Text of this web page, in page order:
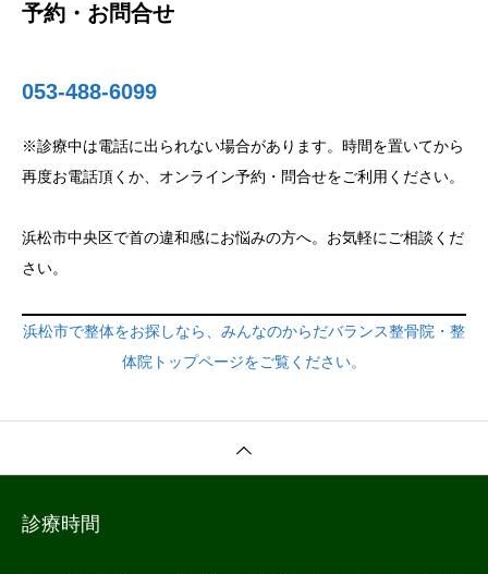
予約・お問合せ
053-488-6099
※診療中は電話に出られない場合があります。時間を置いてから
再度お電話頂くか、オンライン予約・問合せをご利用ください。
浜松市中央区で首の違和感にお悩みの方へ。お気軽にご相談くだ
さい。
浜松市で整体をお探しなら、みんなのからだバランス整骨院・整
体院トップページをご覧ください。
診療時間